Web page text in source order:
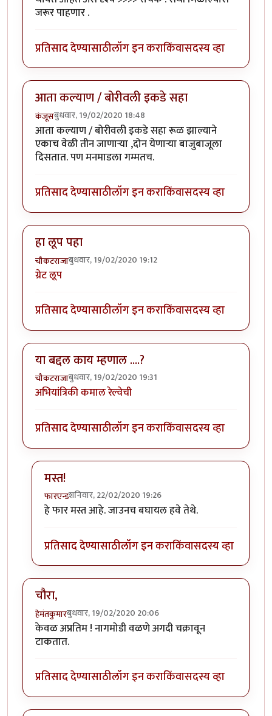
जरूर पाहणार .
प्रतिसाद देण्यासाठीलॉग इन कराकिंवासदस्य व्हा
आता कल्याण / बोरीवली इकडे सहा
कंजूसबुधवार, 19/02/2020 18:48
आता कल्याण / बोरीवली इकडे सहा रूळ झाल्याने
एकाच वेळी तीन जाणाऱ्या ,दोन येणाऱ्या बाजुबाजूला
दिसतात. पण मनमाडला गम्मतच.
प्रतिसाद देण्यासाठीलॉग इन कराकिंवासदस्य व्हा
हा लूप पहा
चौकटराजाबुधवार, 19/02/2020 19:12
ग्रेट लूप
प्रतिसाद देण्यासाठीलॉग इन कराकिंवासदस्य व्हा
या बद्दल काय म्हणाल ....?
चौकटराजाबुधवार, 19/02/2020 19:31
अभियांत्रिकी कमाल रेल्वेची
प्रतिसाद देण्यासाठीलॉग इन कराकिंवासदस्य व्हा
मस्त!
फारएन्डशनिवार, 22/02/2020 19:26
In reply toया बद्दल काय म्हणाल ....?by
हे फार मस्त आहे. जाउनच बघायल हवे तेथे.
प्रतिसाद देण्यासाठीलॉग इन कराकिंवासदस्य व्हा
चौरा,
हेमंतकुमारबुधवार, 19/02/2020 20:06
केवळ अप्रतिम ! नागमोडी वळणे अगदी चक्रावून
टाकतात.
प्रतिसाद देण्यासाठीलॉग इन कराकिंवासदस्य व्हा